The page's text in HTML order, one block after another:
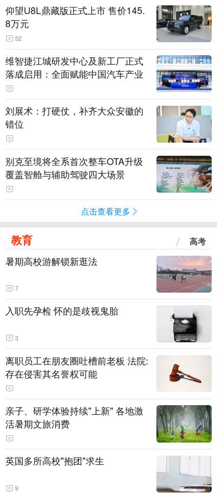
仰望U8L鼎藏版正式上市 售价145.
8万元
52
维智捷江城研发中心及新工厂正式
落成启用：全面赋能中国汽车产业
刘展术：打硬仗，补齐大众安徽的
错位
别克至境将全系首次整车OTA升级
覆盖智舱与辅助驾驶四大场景
点击查看更多
教育 高考
暑期高校游解锁新逛法
7
入职先孕检 怀的是歧视鬼胎
3
离职员工在朋友圈吐槽前老板 法院:
存在侵害其名誉权可能
亲子、研学体验持续"上新" 各地激
活暑期文旅消费
英国多所高校"抱团"求生
9